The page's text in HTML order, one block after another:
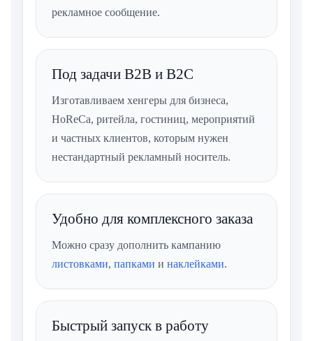
рекламное сообщение.
Под задачи B2B и B2C
Изготавливаем хенгеры для бизнеса,
HoReCa, ритейла, гостиниц, мероприятий
и частных клиентов, которым нужен
нестандартный рекламный носитель.
Удобно для комплексного заказа
Можно сразу дополнить кампанию
листовками, папками и наклейками.
Быстрый запуск в работу